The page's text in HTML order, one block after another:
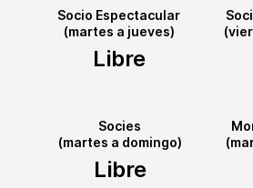
Socio Espectacular
(martes a jueves)
Libre
Socies
(martes a domingo)
Libre